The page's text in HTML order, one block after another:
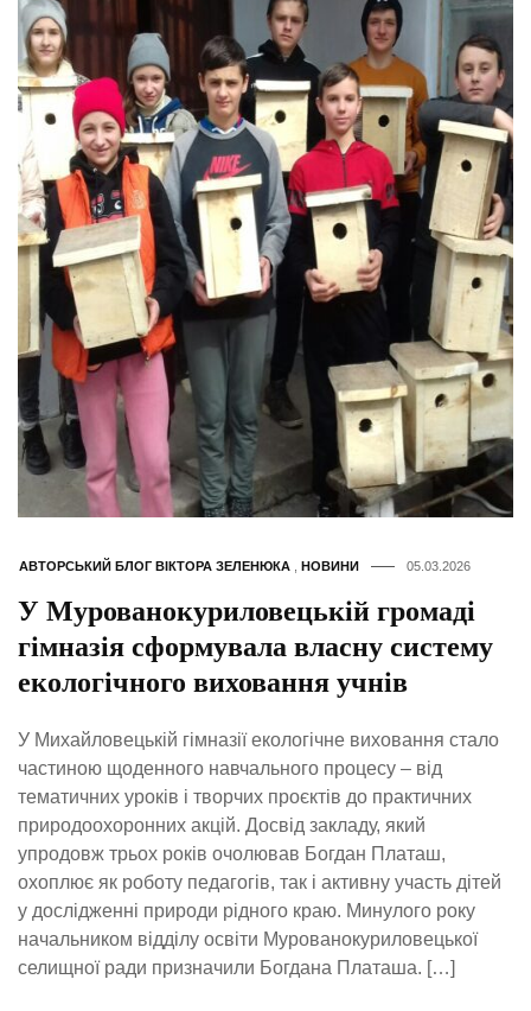
АВТОРСЬКИЙ БЛОГ ВІКТОРА ЗЕЛЕНЮКА НОВИНИ 05.03.2026
У Мурованокуриловецькій громаді
гімназія сформувала власну систему
екологічного виховання учнів
У Михайловецькій гімназії екологічне виховання стало
частиною щоденного навчального процесу – від
тематичних уроків і творчих проєктів до практичних
природоохоронних акцій. Досвід закладу, який
упродовж трьох років очолював Богдан Платаш,
охоплює як роботу педагогів, так і активну участь дітей
у дослідженні природи рідного краю. Минулого року
начальником відділу освіти Мурованокуриловецької
селищної ради призначили Богдана Платаша. […]